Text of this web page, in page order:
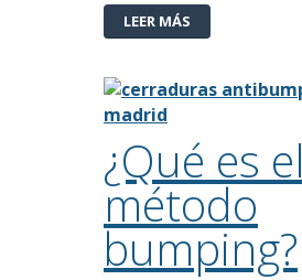
LEER MÁS
¿Qué es el
método
bumping?